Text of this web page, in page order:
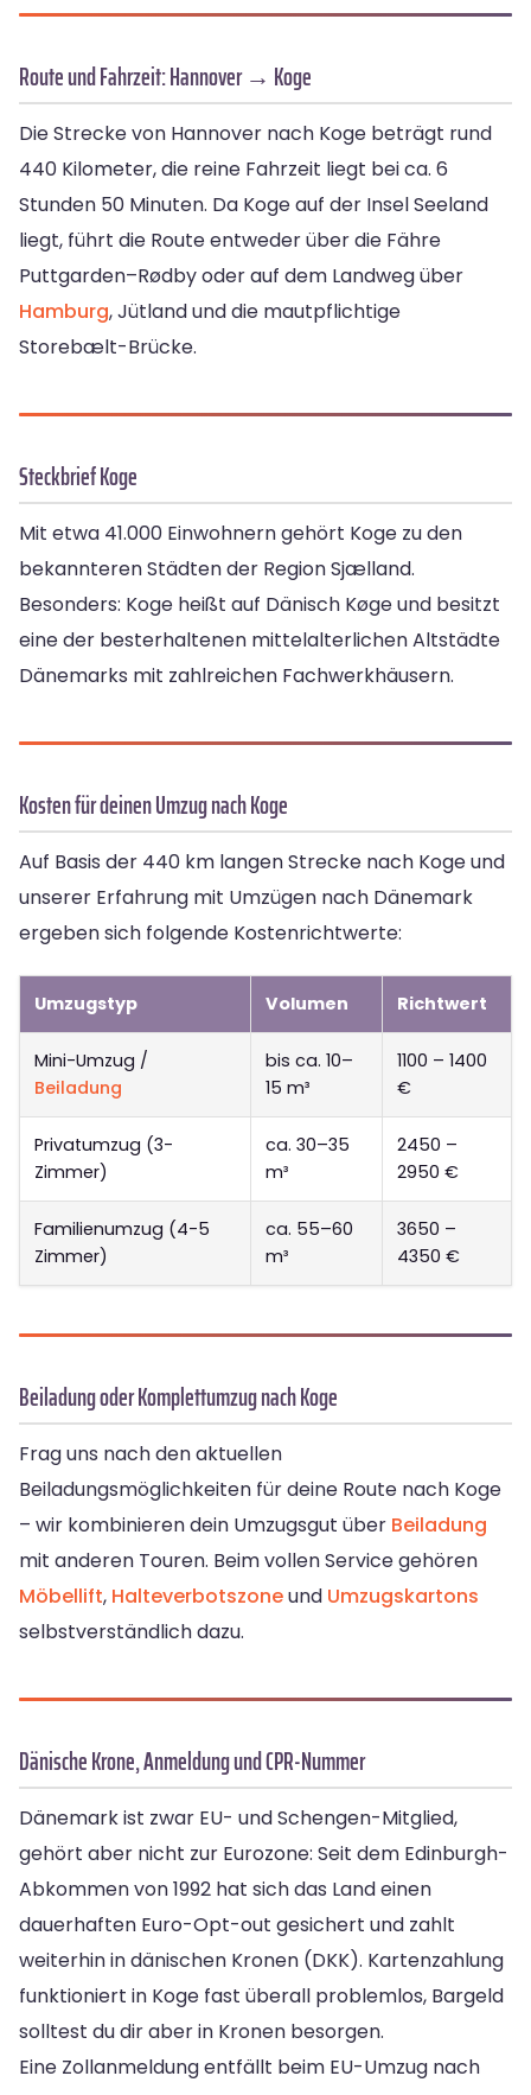
Route und Fahrzeit: Hannover → Koge
Die Strecke von Hannover nach Koge beträgt rund
440 Kilometer, die reine Fahrzeit liegt bei ca. 6
Stunden 50 Minuten. Da Koge auf der Insel Seeland
liegt, führt die Route entweder über die Fähre
Puttgarden–Rødby oder auf dem Landweg über
Hamburg, Jütland und die mautpflichtige
Storebælt-Brücke.
Steckbrief Koge
Mit etwa 41.000 Einwohnern gehört Koge zu den
bekannteren Städten der Region Sjælland.
Besonders: Koge heißt auf Dänisch Køge und besitzt
eine der besterhaltenen mittelalterlichen Altstädte
Dänemarks mit zahlreichen Fachwerkhäusern.
Kosten für deinen Umzug nach Koge
Auf Basis der 440 km langen Strecke nach Koge und
unserer Erfahrung mit Umzügen nach Dänemark
ergeben sich folgende Kostenrichtwerte:
Umzugstyp Volumen Richtwert
Mini-Umzug /
Beiladung
bis ca. 10–
15 m³
1100 – 1400
€
Privatumzug (3-
Zimmer)
ca. 30–35
m³
2450 –
2950 €
Familienumzug (4-5
Zimmer)
ca. 55–60
m³
3650 –
4350 €
Beiladung oder Komplettumzug nach Koge
Frag uns nach den aktuellen
Beiladungsmöglichkeiten für deine Route nach Koge
– wir kombinieren dein Umzugsgut über Beiladung
mit anderen Touren. Beim vollen Service gehören
Möbellift, Halteverbotszoneund Umzugskartons
selbstverständlich dazu.
Dänische Krone, Anmeldung und CPR-Nummer
Dänemark ist zwar EU- und Schengen-Mitglied,
gehört aber nicht zur Eurozone: Seit dem Edinburgh-
Abkommen von 1992 hat sich das Land einen
dauerhaften Euro-Opt-out gesichert und zahlt
weiterhin in dänischen Kronen (DKK). Kartenzahlung
funktioniert in Koge fast überall problemlos, Bargeld
solltest du dir aber in Kronen besorgen.
Eine Zollanmeldung entfällt beim EU-Umzug nach